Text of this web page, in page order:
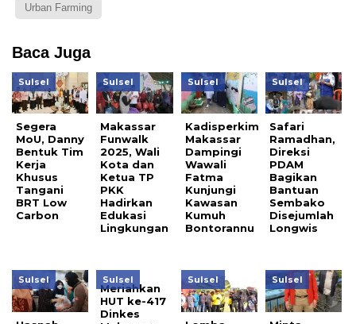
Urban Farming
Baca Juga
Sulsel
Segera
MoU, Danny
Bentuk Tim
Kerja
Khusus
Tangani
BRT Low
Carbon
Sulsel
Makassar
Funwalk
2025, Wali
Kota dan
Ketua TP
PKK
Hadirkan
Edukasi
Lingkungan
Sulsel
Kadisperkim
Makassar
Dampingi
Wawali
Fatma
Kunjungi
Kawasan
Kumuh
Bontorannu
Sulsel
Safari
Ramadhan,
Direksi
PDAM
Bagikan
Bantuan
Sembako
Disejumlah
Longwis
Sulsel Sulsel
Meriahkan
HUT ke-417
Dinkes
Sulsel Sulsel